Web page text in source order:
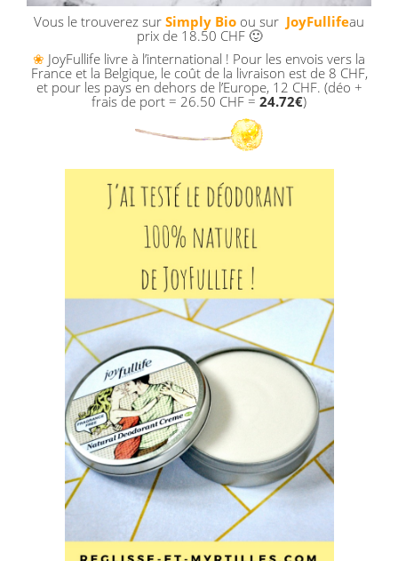
Vous le trouverez surSimply Bio ou sur JoyFullifeau
prix de 18.50 CHF 🙂
❀ JoyFullife livre à l’international ! Pour les envois vers la
France et la Belgique, le coût de la livraison est de 8 CHF,
et pour les pays en dehors de l’Europe, 12 CHF. (déo +
frais de port = 26.50 CHF = 24.72€)